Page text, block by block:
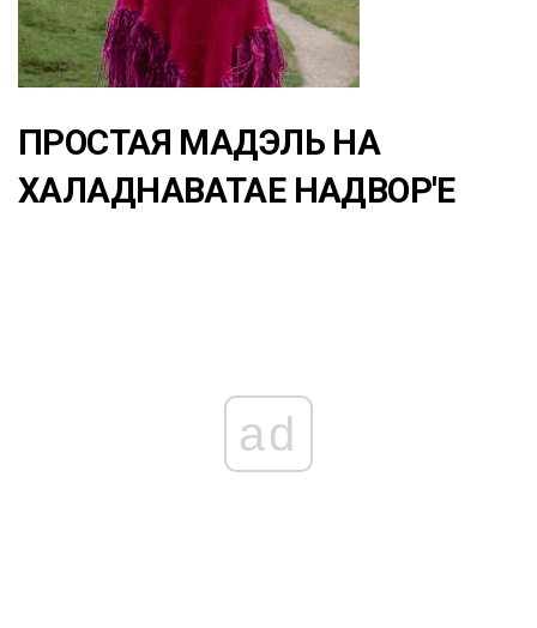
ПРОСТАЯ МАДЭЛЬ НА
ХАЛАДНАВАТАЕ НАДВОР'Е
ad